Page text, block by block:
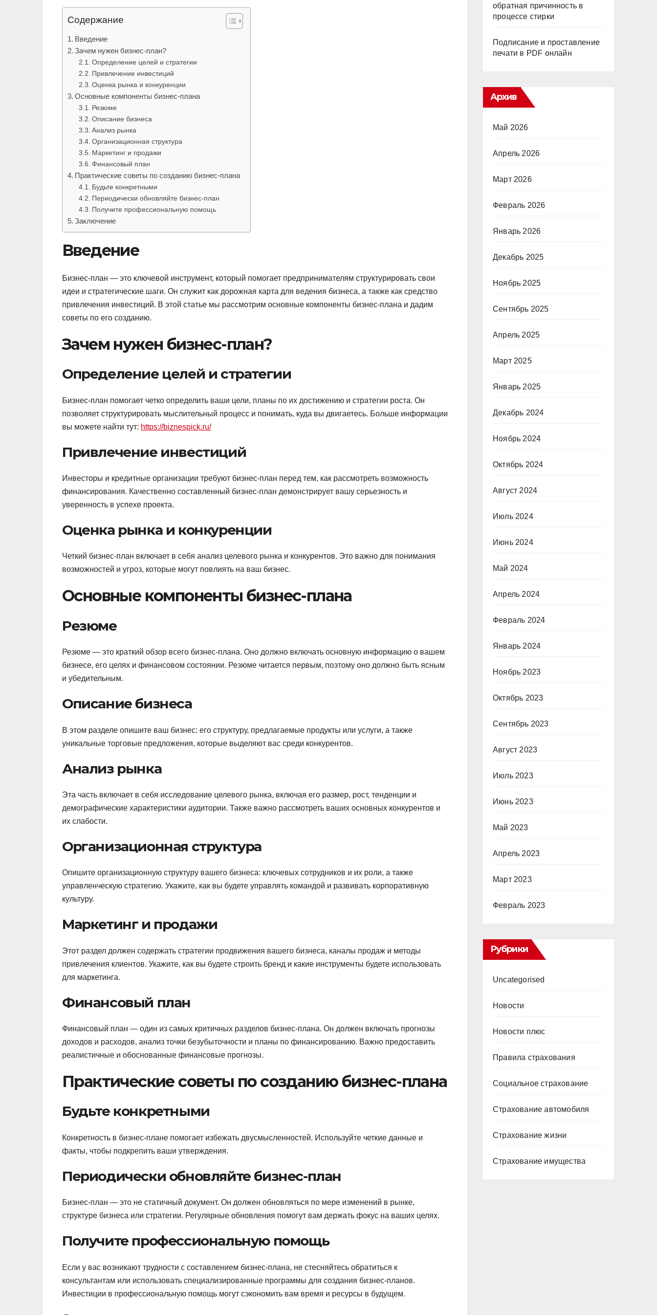
Содержание
Введение
Зачем нужен бизнес-план?
Определение целей и стратегии
Привлечение инвестиций
Оценка рынка и конкуренции
Основные компоненты бизнес-плана
Резюме
Описание бизнеса
Анализ рынка
Организационная структура
Маркетинг и продажи
Финансовый план
Практические советы по созданию бизнес-плана
Будьте конкретными
Периодически обновляйте бизнес-план
Получите профессиональную помощь
Заключение
Введение
Бизнес-план — это ключевой инструмент, который помогает предпринимателям структурировать свои
идеи и стратегические шаги. Он служит как дорожная карта для ведения бизнеса, а также как средство
привлечения инвестиций. В этой статье мы рассмотрим основные компоненты бизнес-плана и дадим
советы по его созданию.
Зачем нужен бизнес-план?
Определение целей и стратегии
Бизнес-план помогает четко определить ваши цели, планы по их достижению и стратегии роста. Он
позволяет структурировать мыслительный процесс и понимать, куда вы двигаетесь. Больше информации
вы можете найти тут: https://biznespick.ru/
Привлечение инвестиций
Инвесторы и кредитные организации требуют бизнес-план перед тем, как рассмотреть возможность
финансирования. Качественно составленный бизнес-план демонстрирует вашу серьезность и
уверенность в успехе проекта.
Оценка рынка и конкуренции
Четкий бизнес-план включает в себя анализ целевого рынка и конкурентов. Это важно для понимания
возможностей и угроз, которые могут повлиять на ваш бизнес.
Основные компоненты бизнес-плана
Резюме
Резюме — это краткий обзор всего бизнес-плана. Оно должно включать основную информацию о вашем
бизнесе, его целях и финансовом состоянии. Резюме читается первым, поэтому оно должно быть ясным
и убедительным.
Описание бизнеса
В этом разделе опишите ваш бизнес: его структуру, предлагаемые продукты или услуги, а также
уникальные торговые предложения, которые выделяют вас среди конкурентов.
Анализ рынка
Эта часть включает в себя исследование целевого рынка, включая его размер, рост, тенденции и
демографические характеристики аудитории. Также важно рассмотреть ваших основных конкурентов и
их слабости.
Организационная структура
Опишите организационную структуру вашего бизнеса: ключевых сотрудников и их роли, а также
управленческую стратегию. Укажите, как вы будете управлять командой и развивать корпоративную
культуру.
Маркетинг и продажи
Этот раздел должен содержать стратегии продвижения вашего бизнеса, каналы продаж и методы
привлечения клиентов. Укажите, как вы будете строить бренд и какие инструменты будете использовать
для маркетинга.
Финансовый план
Финансовый план — один из самых критичных разделов бизнес-плана. Он должен включать прогнозы
доходов и расходов, анализ точки безубыточности и планы по финансированию. Важно предоставить
реалистичные и обоснованные финансовые прогнозы.
Практические советы по созданию бизнес-плана
Будьте конкретными
Конкретность в бизнес-плане помогает избежать двусмысленностей. Используйте четкие данные и
факты, чтобы подкрепить ваши утверждения.
Периодически обновляйте бизнес-план
Бизнес-план — это не статичный документ. Он должен обновляться по мере изменений в рынке,
структуре бизнеса или стратегии. Регулярные обновления помогут вам держать фокус на ваших целях.
Получите профессиональную помощь
Если у вас возникают трудности с составлением бизнес-плана, не стесняйтесь обратиться к
консультантам или использовать специализированные программы для создания бизнес-планов.
Инвестиции в профессиональную помощь могут сэкономить вам время и ресурсы в будущем.
обратная причинность в
процессе стирки
Подписание и проставление
печати в PDF онлайн
Архив
Май 2026
Апрель 2026
Март 2026
Февраль 2026
Январь 2026
Декабрь 2025
Ноябрь 2025
Сентябрь 2025
Апрель 2025
Март 2025
Январь 2025
Декабрь 2024
Ноябрь 2024
Октябрь 2024
Август 2024
Июль 2024
Июнь 2024
Май 2024
Апрель 2024
Февраль 2024
Январь 2024
Ноябрь 2023
Октябрь 2023
Сентябрь 2023
Август 2023
Июль 2023
Июнь 2023
Май 2023
Апрель 2023
Март 2023
Февраль 2023
Рубрики
Uncategorised
Новости
Новости плюс
Правила страхования
Социальное страхование
Страхование автомобиля
Страхование жизни
Страхование имущества